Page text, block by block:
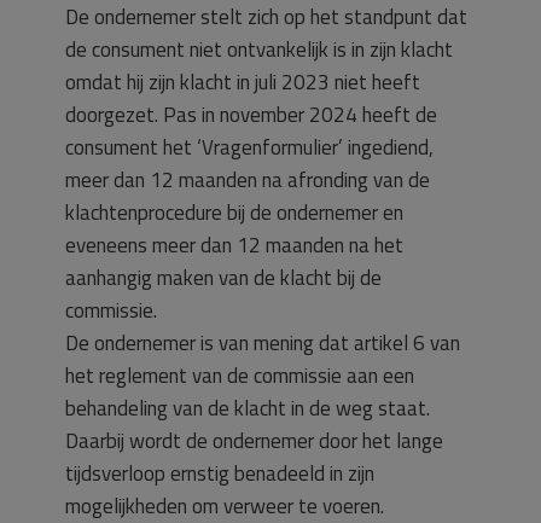
De ondernemer stelt zich op het standpunt dat
de consument niet ontvankelijk is in zijn klacht
omdat hij zijn klacht in juli 2023 niet heeft
doorgezet. Pas in november 2024 heeft de
consument het ‘Vragenformulier’ ingediend,
meer dan 12 maanden na afronding van de
klachtenprocedure bij de ondernemer en
eveneens meer dan 12 maanden na het
aanhangig maken van de klacht bij de
commissie.
De ondernemer is van mening dat artikel 6 van
het reglement van de commissie aan een
behandeling van de klacht in de weg staat.
Daarbij wordt de ondernemer door het lange
tijdsverloop ernstig benadeeld in zijn
mogelijkheden om verweer te voeren.